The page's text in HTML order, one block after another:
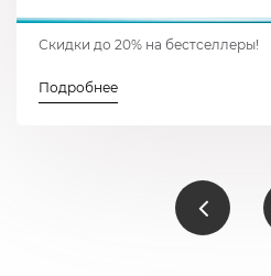
Скидки до 20% на бестселлеры!
Подробнее